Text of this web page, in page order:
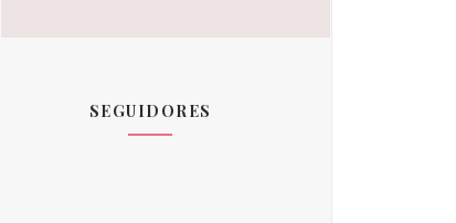
SEGUIDORES